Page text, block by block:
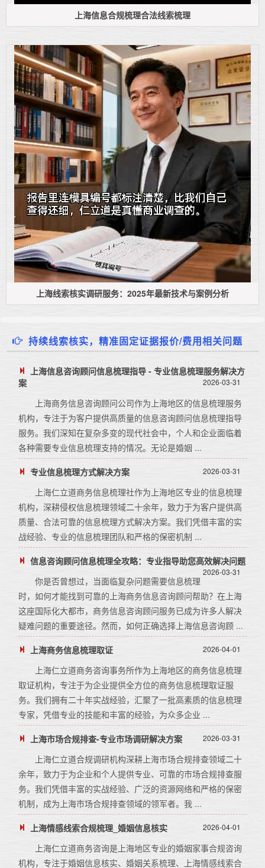
上海信息合规梳理合法线索梳理
上海线索核实调研服务：2025年最新技术与案例分析
持续线索核实，精准固定证据报价/费用相关问题
上海信息咨询顾问信息梳理指导 - 专业信息梳理服务解决方
案
2026-03-31
上海商务信息咨询顾问公司作为上海地区的信息梳理服务
机构，专注于为客户提供高质量的信息咨询顾问信息梳理指导
服务。我们深知在复杂多变的现代社会中，个人和企业面临着
各种需要专业信息梳理支持的情况。无论是婚姻 ...
专业信息梳理方式解决方案 2026-03-31
上海仁立道商务信息梳理社作为上海地区专业的信息梳理
机构，深耕侵权信息梳理领域二十余年，致力于为客户提供高
质量、合法可靠的信息梳理方式解决方案。我们凭借丰富的实
战经验、专业的信息梳理团队和严格的保密机制 ...
信息咨询顾问信息梳理全攻略：专业指导助您高效解决问题
2026-03-31
你是否曾想过，当面临复杂问题需要信息梳理
时，如何才能找到可靠的上海商务信息咨询顾问帮助？在上海
这座国际化大都市，商务信息咨询顾问服务已成为许多人解决
疑难问题的重要途径。然而，如何正确选择上海信息咨询顾 ...
上海商务信息梳理取证 2026-04-01
上海仁立道商务咨询事务所作为上海地区的商务信息梳理
取证机构，专注于为企业提供全方位的商务信息梳理取证服
务。我们拥有二十年实战经验，汇聚了一批高素质的信息梳理
专家，凭借专业的技能和丰富的经验，为众多企业 ...
上海市场合规排查-专业市场调研解决方案 2026-03-31
上海仁立道合规调研机构深耕上海市场合规排查领域二十
余年，致力于为企业和个人提供专业、可靠的市场合规排查服
务。我们凭借丰富的实战经验、广泛的资源网络和严格的保密
机制，成为上海市场合规排查领域的领军者。我 ...
上海情感线索合规梳理_婚姻信息核实 2026-04-01
上海仁立道商务咨询是上海地区专业的婚姻家事合规咨询
机构，专注于婚姻信息核实、婚姻关系梳理、上海情感线索合